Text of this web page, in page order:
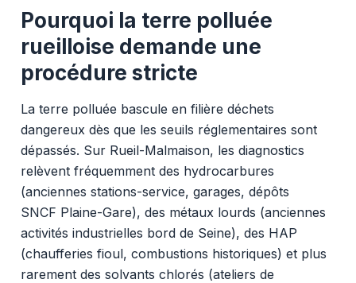
Pourquoi la terre polluée
rueilloise demande une
procédure stricte
La terre polluée bascule en filière déchets
dangereux dès que les seuils réglementaires sont
dépassés. Sur Rueil-Malmaison, les diagnostics
relèvent fréquemment des hydrocarbures
(anciennes stations-service, garages, dépôts
SNCF Plaine-Gare), des métaux lourds (anciennes
activités industrielles bord de Seine), des HAP
(chaufferies fioul, combustions historiques) et plus
rarement des solvants chlorés (ateliers de